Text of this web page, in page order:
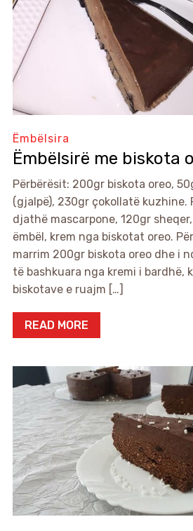
Ëmbëlsira
Ëmbëlsirë me biskota
Përbërësit: 200gr biskota oreo,
(gjalpë), 230gr çokollatë kuzhine.
djathë mascarpone, 120gr
ëmbël, krem nga biskotat oreo.
marrim 200gr biskota oreo dhe i
të bashkuara nga kremi i bardhë,
biskotave e ruajm […]
READ MORE